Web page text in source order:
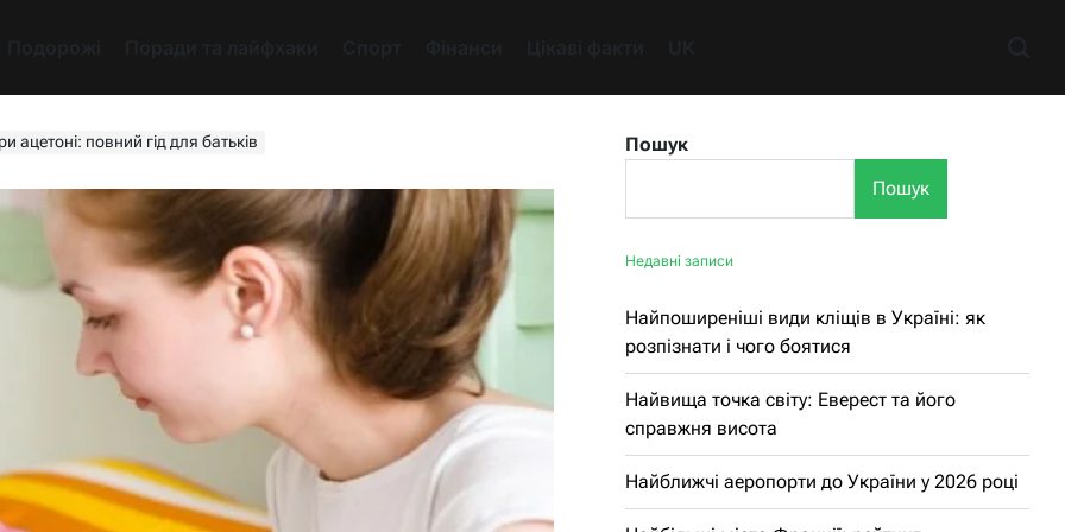
ацетоні: повний гід для батьків
Пошук
Пошук
Недавні записи
Найпоширеніші види кліщів в Україні: як
розпізнати і чого боятися
Найвища точка світу: Еверест та його
справжня висота
Найближчі аеропорти до України у 2026 році